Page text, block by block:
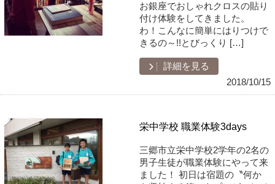
お銀座でおしゃれクロスの貼り
付け体験をしてきました。
わ！こんなに簡単にはりつけで
きるの～!!とびっくり […]
詳細を見る
2018/10/15
栄中学校 職業体験3days
三郷市立栄中学校2学年の2名の
男子生徒が職業体験にやって来
ました！ 初日は宿題の〝何か